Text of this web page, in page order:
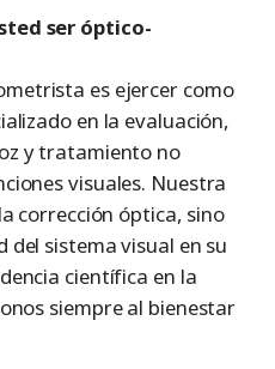
ser óptico-
es ejercer como
en la evaluación,
y tratamiento no
visuales. Nuestra
corrección óptica, sino
sistema visual en su
científica en la
siempre al bienestar